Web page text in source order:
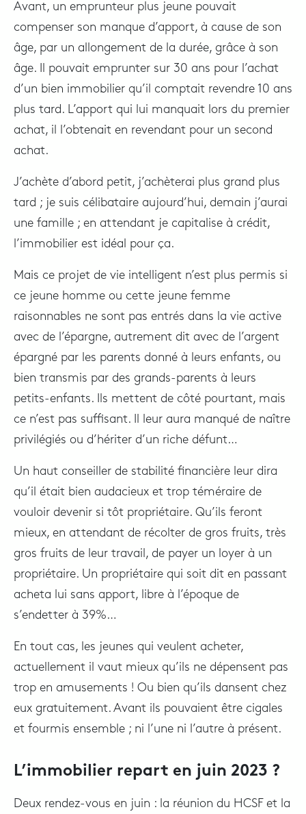
Avant, un emprunteur plus jeune pouvait
compenser son manque d’apport, à cause de son
âge, par un allongement de la durée, grâce à son
âge. Il pouvait emprunter sur 30 ans pour l’achat
d’un bien immobilier qu’il comptait revendre 10 ans
plus tard. L’apport qui lui manquait lors du premier
achat, il l’obtenait en revendant pour un second
achat.
J’achète d’abord petit, j’achèterai plus grand plus
tard ; je suis célibataire aujourd’hui, demain j’aurai
une famille ; en attendant je capitalise à crédit,
l’immobilier est idéal pour ça.
Mais ce projet de vie intelligent n’est plus permis si
ce jeune homme ou cette jeune femme
raisonnables ne sont pas entrés dans la vie active
avec de l’épargne, autrement dit avec de l’argent
épargné par les parents donné à leurs enfants, ou
bien transmis par des grands-parents à leurs
petits-enfants. Ils mettent de côté pourtant, mais
ce n’est pas suffisant. Il leur aura manqué de naître
privilégiés ou d’hériter d’un riche défunt…
Un haut conseiller de stabilité financière leur dira
qu’il était bien audacieux et trop téméraire de
vouloir devenir si tôt propriétaire. Qu’ils feront
mieux, en attendant de récolter de gros fruits, très
gros fruits de leur travail, de payer un loyer à un
propriétaire. Un propriétaire qui soit dit en passant
acheta lui sans apport, libre à l’époque de
s’endetter à 39%…
En tout cas, les jeunes qui veulent acheter,
actuellement il vaut mieux qu’ils ne dépensent pas
trop en amusements ! Ou bien qu’ils dansent chez
eux gratuitement. Avant ils pouvaient être cigales
et fourmis ensemble ; ni l’une ni l’autre à présent.
L’immobilier repart en juin 2023 ?
Deux rendez-vous en juin : la réunion du HCSF et la